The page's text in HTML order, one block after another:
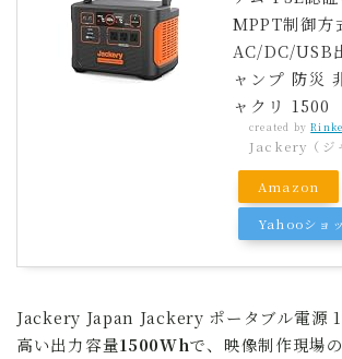
MPPT制御方
AC/DC/USB
ャンプ 防災
ャクリ 1500
created by
Jackery（ジ
Amazon
Yahooショ
Jackery Japan Jackery ポータブル電源
高い出力容量1500Whで、映像制作現場